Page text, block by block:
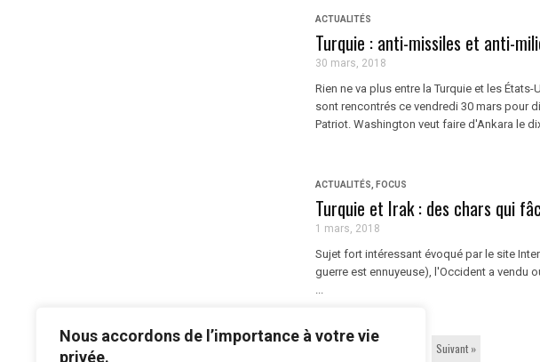
Nous accordons de l’importance à votre vie
privée.
ACTUALITÉS
Turquie : anti-missiles et anti-
30 mars, 2018
Rien ne va plus entre la Turquie et les
sont rencontrés ce vendredi 30 mars pour
Patriot. Washington veut faire d'Ankara le
ACTUALITÉS FOCUS
Turquie et Irak : des chars qui
1 mars, 2018
Sujet fort intéressant évoqué par le site
guerre est ennuyeuse), l'Occident a vendu
...
Suivant »